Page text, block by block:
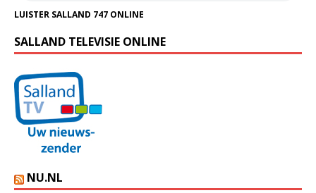
LUISTER SALLAND 747 ONLINE
SALLAND TELEVISIE ONLINE
NU.NL